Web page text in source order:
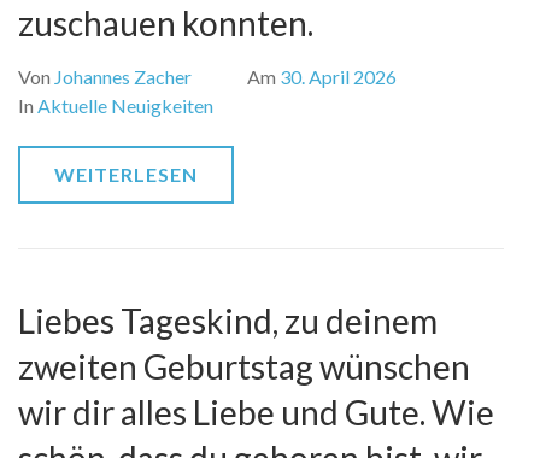
zuschauen konnten.
Von Johannes Zacher Am 30. April 2026
In Aktuelle Neuigkeiten
WEITERLESEN
Liebes Tageskind, zu deinem
zweiten Geburtstag wünschen
wir dir alles Liebe und Gute. Wie